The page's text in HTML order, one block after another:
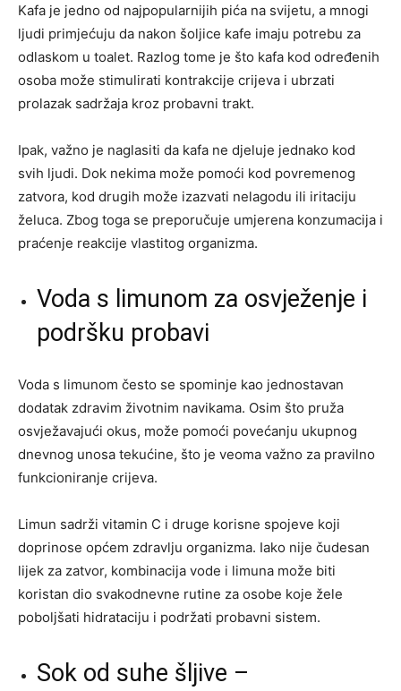
Kafa je jedno od najpopularnijih pića na svijetu, a mnogi
ljudi primjećuju da nakon šoljice kafe imaju potrebu za
odlaskom u toalet. Razlog tome je što kafa kod određenih
osoba može stimulirati kontrakcije crijeva i ubrzati
prolazak sadržaja kroz probavni trakt.
Ipak, važno je naglasiti da kafa ne djeluje jednako kod
svih ljudi. Dok nekima može pomoći kod povremenog
zatvora, kod drugih može izazvati nelagodu ili iritaciju
želuca. Zbog toga se preporučuje umjerena konzumacija i
praćenje reakcije vlastitog organizma.
Voda s limunom za osvježenje i
podršku probavi
Voda s limunom često se spominje kao jednostavan
dodatak zdravim životnim navikama. Osim što pruža
osvježavajući okus, može pomoći povećanju ukupnog
dnevnog unosa tekućine, što je veoma važno za pravilno
funkcioniranje crijeva.
Limun sadrži vitamin C i druge korisne spojeve koji
doprinose općem zdravlju organizma. Iako nije čudesan
lijek za zatvor, kombinacija vode i limuna može biti
koristan dio svakodnevne rutine za osobe koje žele
poboljšati hidrataciju i podržati probavni sistem.
Sok od suhe šljive –